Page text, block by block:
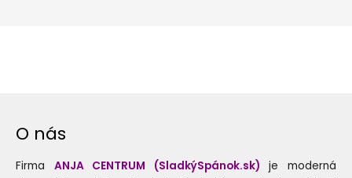
O nás
Firma ANJA CENTRUM (SladkýSpánok.sk) je moderná